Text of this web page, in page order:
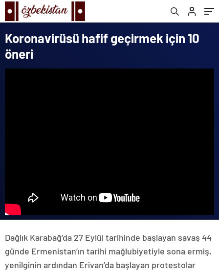
Koronavirüsü hafif geçirmek için 10
öneri
Dağlık Karabağ’da 27 Eylül tarihinde başlayan savaş 44
günde Ermenistan’ın tarihi mağlubiyetiyle sona ermiş,
yenilginin ardından Erivan’da başlayan protestolar